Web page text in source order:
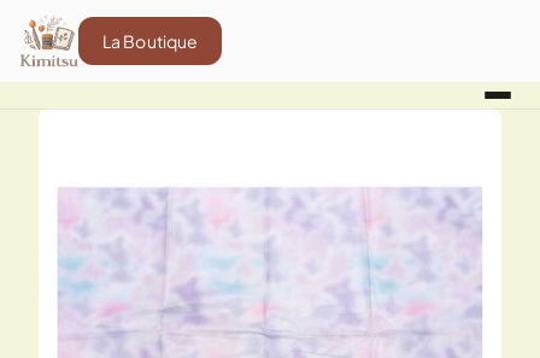
La Boutique